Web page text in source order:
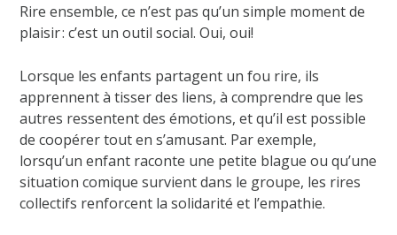
Rire ensemble, ce n’est pas qu’un simple moment de
plaisir : c’est un outil social. Oui, oui!
Lorsque les enfants partagent un fou rire, ils
apprennent à tisser des liens, à comprendre que les
autres ressentent des émotions, et qu’il est possible
de coopérer tout en s’amusant. Par exemple,
lorsqu’un enfant raconte une petite blague ou qu’une
situation comique survient dans le groupe, les rires
collectifs renforcent la solidarité et l’empathie.